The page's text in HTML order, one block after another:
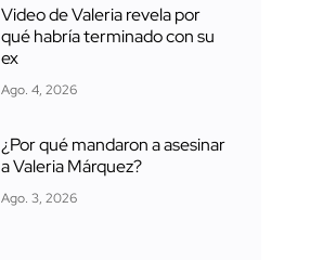
Video de Valeria revela por
qué habría terminado con su
ex
Ago. 4, 2026
¿Por qué mandaron a asesinar
a Valeria Márquez?
Ago. 3, 2026